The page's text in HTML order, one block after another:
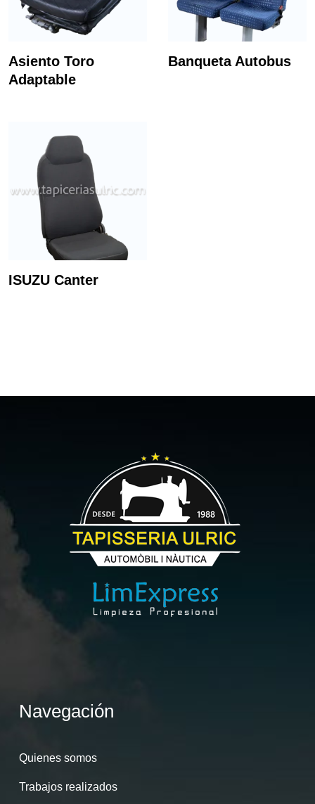
Asiento Toro
Adaptable
Banqueta Autobus
ISUZU Canter
Navegación
Quienes somos
Trabajos realizados